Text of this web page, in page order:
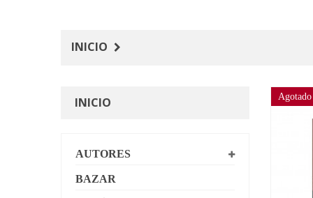
INICIO
INICIO
AUTORES
BAZAR
Agotado